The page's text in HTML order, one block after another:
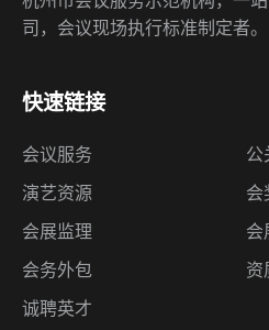
司，会议现场执行标准制定者。
快速链接
会议服务
公
演艺资源
会
会展监理
会
会务外包
资
诚聘英才